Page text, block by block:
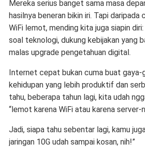
Mereka serius banget sama masa
hasilnya beneran bikin iri. Tapi daripada
WiFi lemot, mending kita juga siapin
soal teknologi, dukung kebijakan yang
malas upgrade pengetahuan digital.
Internet cepat bukan cuma buat gaya-
kehidupan yang lebih produktif dan
tahu, beberapa tahun lagi, kita udah
“lemot karena WiFi atau karena server-
Jadi, siapa tahu sebentar lagi, kamu
jaringan 10G udah sampai kosan, nih!”